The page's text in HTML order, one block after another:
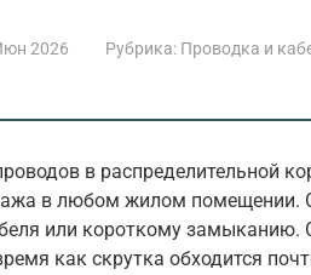
2026 Рубрика: Проводка и
в распределительной
в любом жилом помещении.
или короткому замыканию.
как скрутка обходится